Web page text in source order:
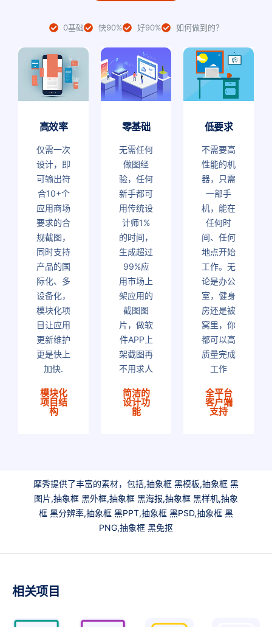
0基础 快90% 好90% 如何做到的？
高效率
仅需一次
设计，即
可输出符
合10+个
应用商场
要求的合
规截图，
同时支持
产品的国
际化、多
设备化，
模块化项
目让应用
更新维护
更是快上
加快.
模块化
项目结
构
零基础
无需任何
做图经
验，任何
新手都可
用传统设
计师1%
的时间，
生成超过
99%应
用市场上
架应用的
截图图
片，做软
件APP上
架截图再
不用求人
简洁的
设计功
能
低要求
不需要高
性能的机
器，只需
一部手
机，能在
任何时
间、任何
地点开始
工作。无
论是办公
室，健身
房还是被
窝里，你
都可以高
质量完成
工作
全平台
客户端
支持
摩秀提供了丰富的素材，包括,抽象框 黑模板,抽象框 黑
图片,抽象框 黑外框,抽象框 黑海报,抽象框 黑样机,抽象
框 黑分辨率,抽象框 黑PPT,抽象框 黑PSD,抽象框 黑
PNG,抽象框 黑免抠
相关项目